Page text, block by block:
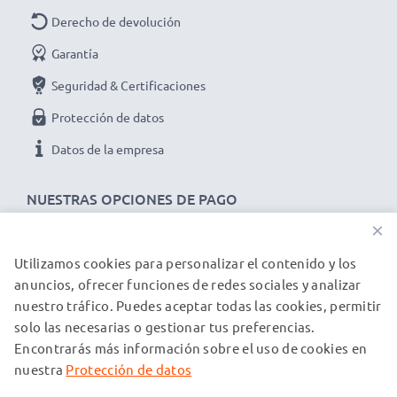
NUESTRAS OPCIONES DE PAGO
Derecho de devolución
Garantía
Seguridad & Certificaciones
Protección de datos
Datos de la empresa
NUESTROS PARTNERS DE ENVÍO
© subtel.es 2026
Todos los precios incluyen IVA y excluyen los costos de envío.
Tenga en cuenta que todas las marcas registradas que
×
Utilizamos cookies para personalizar el contenido y los
anuncios, ofrecer funciones de redes sociales y analizar
nuestro tráfico. Puedes aceptar todas las cookies, permitir
solo las necesarias o gestionar tus preferencias.
Encontrarás más información sobre el uso de cookies en
nuestra Protección de datos